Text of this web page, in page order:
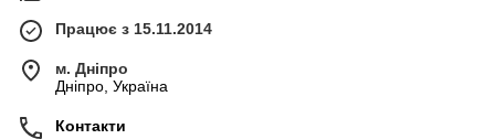
Працює з 15.11.2014
м. Дніпро
Дніпро, Україна
Контакти